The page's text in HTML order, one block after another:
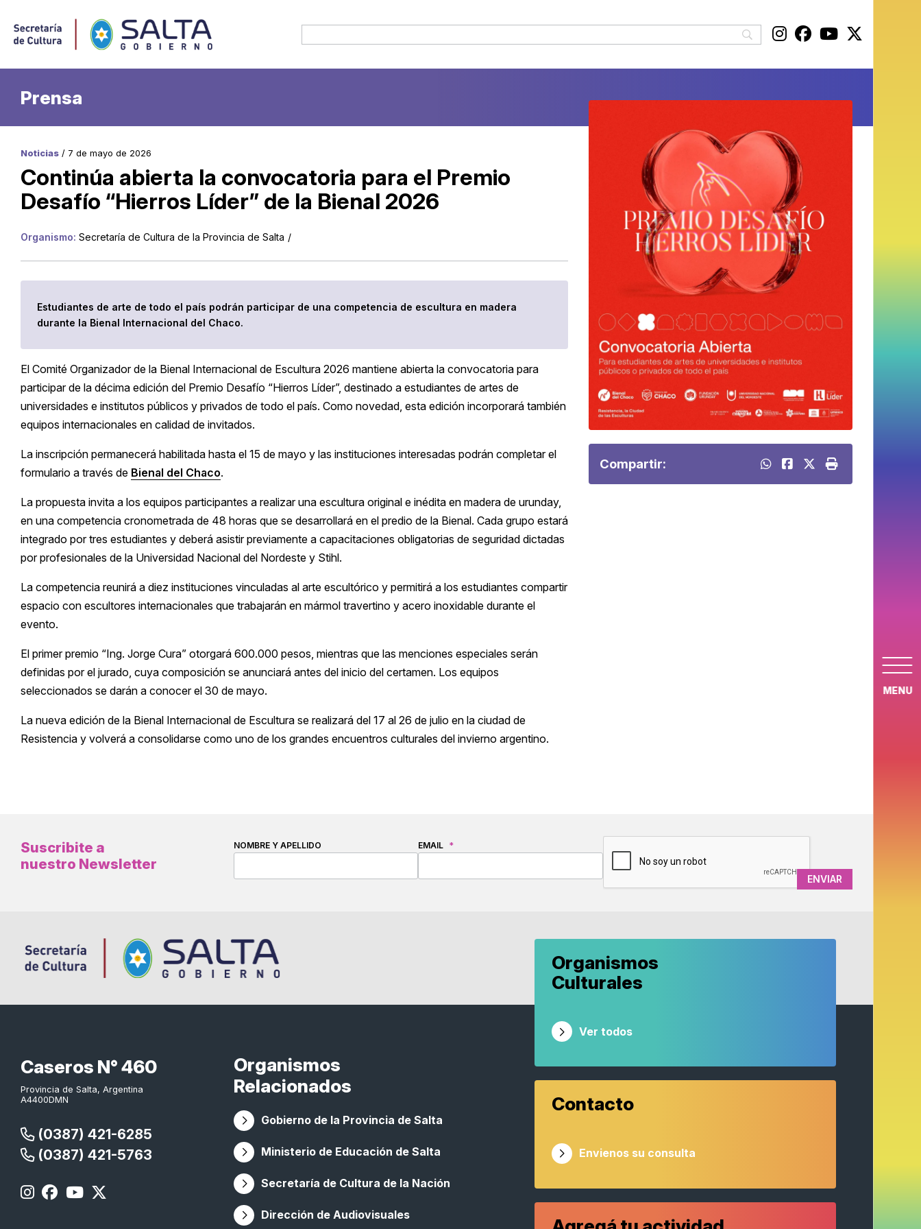
MENU
Prensa
Noticias / 7 de mayo de 2026
Continúa abierta la convocatoria para el Premio
Desafío “Hierros Líder” de la Bienal 2026
Organismo: Secretaría de Cultura de la Provincia de Salta /
Estudiantes de arte de todo el país podrán participar de una competencia de escultura en madera
durante la Bienal Internacional del Chaco.
El Comité Organizador de la Bienal Internacional de Escultura 2026 mantiene abierta la convocatoria para
participar de la décima edición del Premio Desafío “Hierros Líder”, destinado a estudiantes de artes de
universidades e institutos públicos y privados de todo el país. Como novedad, esta edición incorporará también
equipos internacionales en calidad de invitados.
La inscripción permanecerá habilitada hasta el 15 de mayo y las instituciones interesadas podrán completar el
formulario a través de Bienal del Chaco.
La propuesta invita a los equipos participantes a realizar una escultura original e inédita en madera de urunday,
en una competencia cronometrada de 48 horas que se desarrollará en el predio de la Bienal. Cada grupo estará
integrado por tres estudiantes y deberá asistir previamente a capacitaciones obligatorias de seguridad dictadas
por profesionales de la Universidad Nacional del Nordeste y Stihl.
La competencia reunirá a diez instituciones vinculadas al arte escultórico y permitirá a los estudiantes compartir
espacio con escultores internacionales que trabajarán en mármol travertino y acero inoxidable durante el
evento.
El primer premio “Ing. Jorge Cura” otorgará 600.000 pesos, mientras que las menciones especiales serán
definidas por el jurado, cuya composición se anunciará antes del inicio del certamen. Los equipos
seleccionados se darán a conocer el 30 de mayo.
La nueva edición de la Bienal Internacional de Escultura se realizará del 17 al 26 de julio en la ciudad de
Resistencia y volverá a consolidarse como uno de los grandes encuentros culturales del invierno argentino.
Compartir:
Suscribite a
nuestro Newsletter
NOMBRE Y APELLIDO EMAIL *
Caseros N° 460
Provincia de Salta, Argentina
A4400DMN
(0387) 421-6285
(0387) 421-5763
Organismos
Relacionados
Gobierno de la Provincia de Salta
Ministerio de Educación de Salta
Secretaría de Cultura de la Nación
Dirección de Audiovisuales
Organismos
Culturales
Ver todos
Contacto
Envienos su consulta